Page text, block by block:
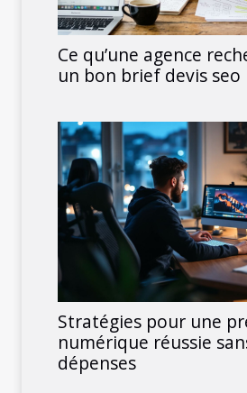
Ce qu’une agence
un bon brief devis seo
Stratégies pour une
numérique réussie
dépenses